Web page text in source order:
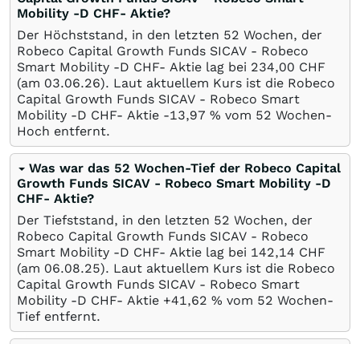
Mobility -D CHF- Aktie?
Der Höchststand, in den letzten 52 Wochen, der
Robeco Capital Growth Funds SICAV - Robeco
Smart Mobility -D CHF- Aktie lag bei 234,00 CHF
(am 03.06.26). Laut aktuellem Kurs ist die Robeco
Capital Growth Funds SICAV - Robeco Smart
Mobility -D CHF- Aktie -13,97 % vom 52 Wochen-
Hoch entfernt.
Was war das 52 Wochen-Tief der Robeco Capital
Growth Funds SICAV - Robeco Smart Mobility -D
CHF- Aktie?
Der Tiefststand, in den letzten 52 Wochen, der
Robeco Capital Growth Funds SICAV - Robeco
Smart Mobility -D CHF- Aktie lag bei 142,14 CHF
(am 06.08.25). Laut aktuellem Kurs ist die Robeco
Capital Growth Funds SICAV - Robeco Smart
Mobility -D CHF- Aktie +41,62 % vom 52 Wochen-
Tief entfernt.